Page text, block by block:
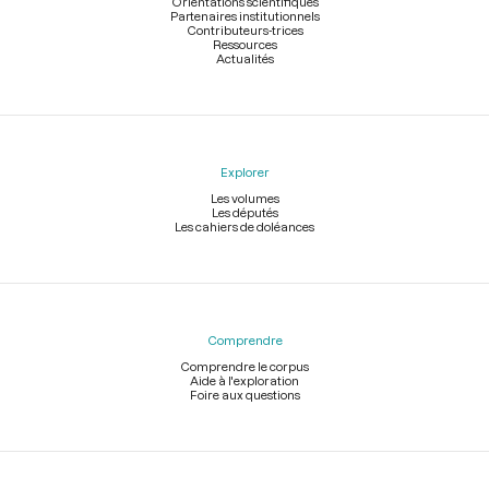
Partenaires institutionnels
Contributeurs-trices
Ressources
Actualités
Explorer
Les volumes
Les députés
Les cahiers de doléances
Comprendre
Comprendre le corpus
Aide à l'exploration
Foire aux questions